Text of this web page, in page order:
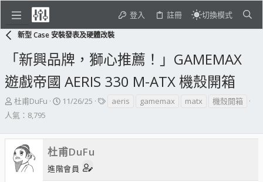
登入 註冊 切換模式
新型 Case 安裝發表及硬體改裝
「新興品牌，獅心推薦！」GAMEMAX
遊戲帝國 AERIS 330 M-ATX 機殼開箱
主
題
起
人
杜甫DuFu
開
期
11/26/25
標aeris gamemax matx
機殼開箱
人氣：8,795
杜甫DuFu
進階會員